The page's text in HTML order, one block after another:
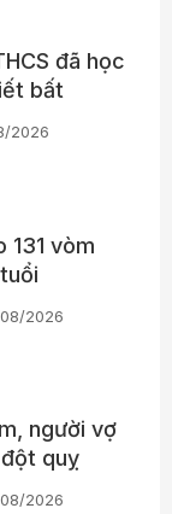
đã học
bất
một lãnh
2026
131 vòm
2026
người vợ
quỵ
2026